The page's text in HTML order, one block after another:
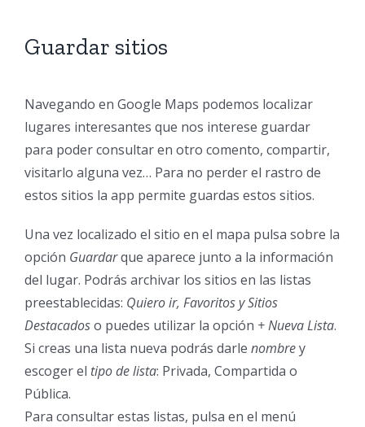
Guardar sitios
Navegando en Google Maps podemos localizar
lugares interesantes que nos interese guardar
para poder consultar en otro comento, compartir,
visitarlo alguna vez… Para no perder el rastro de
estos sitios la app permite guardas estos sitios.
Una vez localizado el sitio en el mapa pulsa sobre la
opción Guardarque aparece junto a la información
del lugar. Podrás archivar los sitios en las listas
preestablecidas: Quiero ir, Favoritos y Sitios
Destacadoso puedes utilizar la opción + Nueva Lista.
Si creas una lista nueva podrás darle nombrey
escoger el tipo de lista: Privada, Compartida o
Pública.
Para consultar estas listas, pulsa en el menú